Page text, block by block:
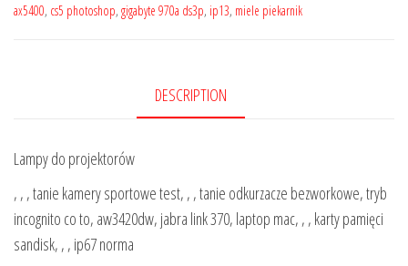
ax5400, cs5 photoshop, gigabyte 970a ds3p, ip13, miele piekarnik
DESCRIPTION
Lampy do projektorów
, , , tanie kamery sportowe test, , , tanie odkurzacze bezworkowe, tryb
incognito co to, aw3420dw, jabra link 370, laptop mac, , , karty pamięci
sandisk, , , ip67 norma